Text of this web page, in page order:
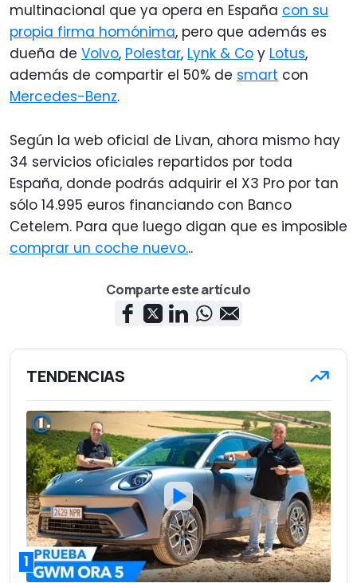
multinacional que ya opera en España con su
propia firma homónima, pero que además es
dueña de Volvo, Polestar, Lynk & Co y Lotus,
además de compartir el 50% de smart con
Mercedes-Benz.
Según la web oficial de Livan, ahora mismo hay
34 servicios oficiales repartidos por toda
España, donde podrás adquirir el X3 Pro por tan
sólo 14.995 euros financiando con Banco
Cetelem. Para que luego digan que es imposible
comprar un coche nuevo...
Comparte este artículo
TENDENCIAS
1